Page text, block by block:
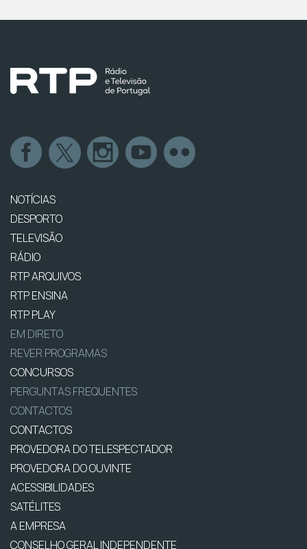
NOTÍCIAS
DESPORTO
TELEVISÃO
RÁDIO
RTP ARQUIVOS
RTP ENSINA
RTP PLAY
EM DIRETO
REVER PROGRAMAS
CONCURSOS
PERGUNTAS FREQUENTES
CONTACTOS
CONTACTOS
PROVEDORA DO TELESPECTADOR
PROVEDORA DO OUVINTE
ACESSIBILIDADES
SATÉLITES
A EMPRESA
CONSELHO GERAL INDEPENDENTE